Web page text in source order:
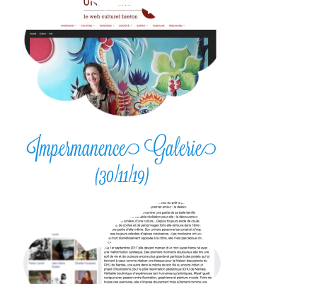
Impermanence Galerie
(30/11/19)